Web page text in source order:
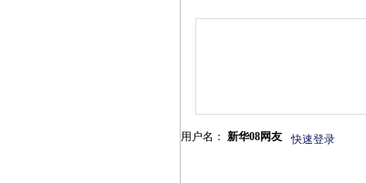
用户名： 新华08网友 快速登录